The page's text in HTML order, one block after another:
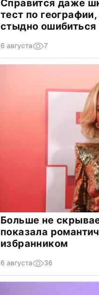
Справится даже
тест по
стыдно ошибиться
6 августа 7
Больше не
показала
избранником
6 августа 36